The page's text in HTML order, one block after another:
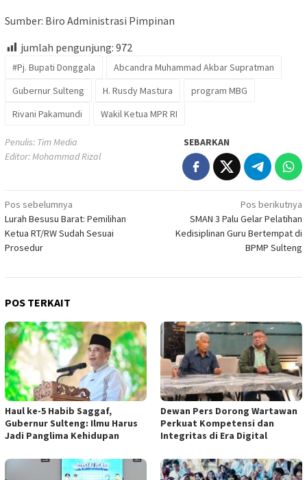
Sumber: Biro Administrasi Pimpinan
jumlah pengunjung: 972
#Pj. Bupati Donggala
Abcandra Muhammad Akbar Supratman
Gubernur Sulteng
H. Rusdy Mastura
program MBG
Rivani Pakamundi
Wakil Ketua MPR RI
Penulis: Tim Media
Editor: Mohammad Rizal
SEBARKAN
Navigasi
pos
Pos sebelumnya
Lurah Besusu Barat: Pemilihan
Ketua RT/RW Sudah Sesuai
Prosedur
Pos berikutnya
SMAN 3 Palu Gelar Pelatihan
Kedisiplinan Guru Bertempat di
BPMP Sulteng
POS TERKAIT
Haul ke-5 Habib Saggaf,
Gubernur Sulteng: Ilmu Harus
Jadi Panglima Kehidupan
Dewan Pers Dorong Wartawan
Perkuat Kompetensi dan
Integritas di Era Digital